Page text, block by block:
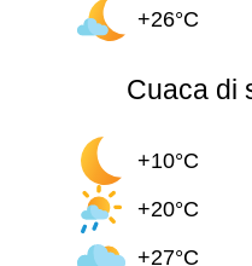
+26°C
Cuaca di
+10°C
+20°C
+27°C